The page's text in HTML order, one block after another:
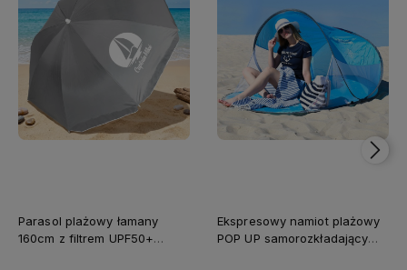
Parasol plażowy łamany
160cm z filtrem UPF50+
Ekspresowy namiot plażowy
POP UP samorozkładający